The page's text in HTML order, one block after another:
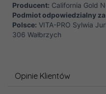
Producent: California Gold
Podmiot odpowiedzialny
Polsce: VITA-PRO Sylwia
306 Wałbrzych
Opinie Klientów